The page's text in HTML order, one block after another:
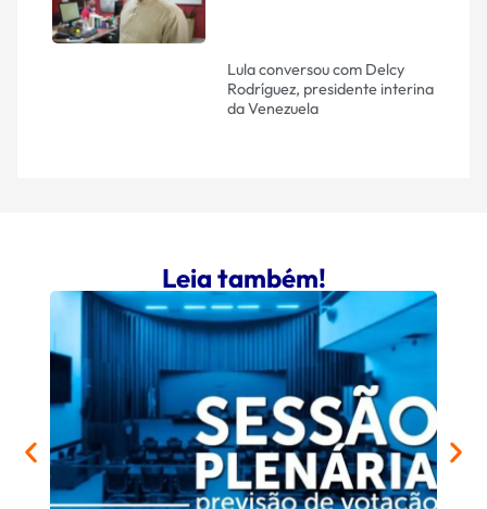
Lula conversou com Delcy
Rodríguez, presidente interina
da Venezuela
Leia também!